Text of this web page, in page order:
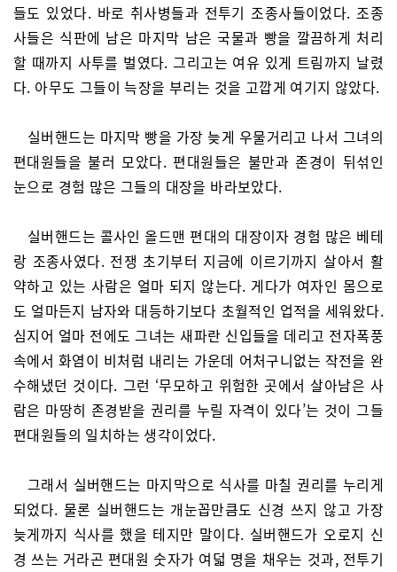
들도 있었다. 바로 취사병들과 전투기 조종사들이었다. 조종
사들은 식판에 남은 마지막 남은 국물과 빵을 깔끔하게 처리
할 때까지 사투를 벌였다. 그리고는 여유 있게 트림까지 날렸
다. 아무도 그들이 늑장을 부리는 것을 고깝게 여기지 않았다.
실버핸드는 마지막 빵을 가장 늦게 우물거리고 나서 그녀의
편대원들을 불러 모았다. 편대원들은 불만과 존경이 뒤섞인
눈으로 경험 많은 그들의 대장을 바라보았다.
실버핸드는 콜사인 올드맨 편대의 대장이자 경험 많은 베테
랑 조종사였다. 전쟁 초기부터 지금에 이르기까지 살아서 활
약하고 있는 사람은 얼마 되지 않는다. 게다가 여자인 몸으로
도 얼마든지 남자와 대등하기보다 초월적인 업적을 세워왔다.
심지어 얼마 전에도 그녀는 새파란 신입들을 데리고 전자폭풍
속에서 화염이 비처럼 내리는 가운데 어처구니없는 작전을 완
수해냈던 것이다. 그런 ‘무모하고 위험한 곳에서 살아남은 사
람은 마땅히 존경받을 권리를 누릴 자격이 있다’는 것이 그들
편대원들의 일치하는 생각이었다.
그래서 실버핸드는 마지막으로 식사를 마칠 권리를 누리게
되었다. 물론 실버핸드는 개눈꼽만큼도 신경 쓰지 않고 가장
늦게까지 식사를 했을 테지만 말이다. 실버핸드가 오로지 신
경 쓰는 거라곤 편대원 숫자가 여덟 명을 채우는 것과, 전투기